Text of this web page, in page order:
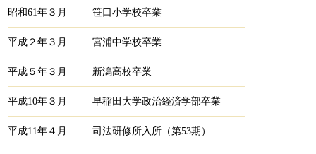
昭和61年３月 笹口小学校卒業
平成２年３月 宮浦中学校卒業
平成５年３月 新潟高校卒業
平成10年３月 早稲田大学政治経済学部卒業
平成11年４月 司法研修所入所（第53期）